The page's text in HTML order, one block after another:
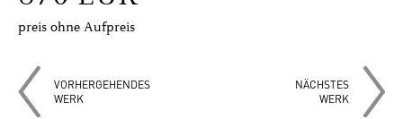
preis ohne Aufpreis
VORHERGEHENDES
WERK
NÄCHSTES
WERK